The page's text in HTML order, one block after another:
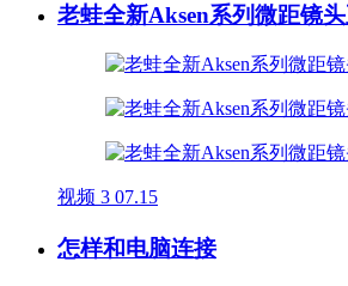
老蛙全新Aksen系列微距镜
视频 3 07.15
怎样和电脑连接